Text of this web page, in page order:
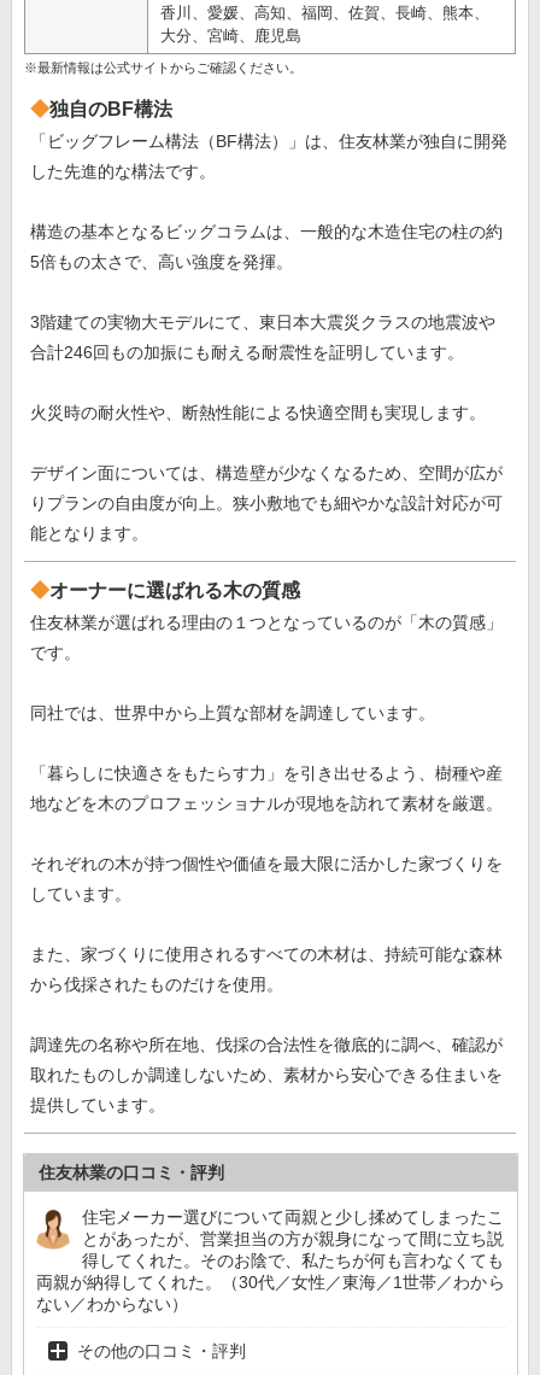
香川、愛媛、高知、福岡、佐賀、長崎、熊本、
大分、宮崎、鹿児島
※最新情報は公式サイトからご確認ください。
独自のBF構法
「ビッグフレーム構法（BF構法）」は、住友林業が独自に開発
した先進的な構法です。
構造の基本となるビッグコラムは、一般的な木造住宅の柱の約
5倍もの太さで、高い強度を発揮。
3階建ての実物大モデルにて、東日本大震災クラスの地震波や
合計246回もの加振にも耐える耐震性を証明しています。
火災時の耐火性や、断熱性能による快適空間も実現します。
デザイン面については、構造壁が少なくなるため、空間が広が
りプランの自由度が向上。狭小敷地でも細やかな設計対応が可
能となります。
オーナーに選ばれる木の質感
住友林業が選ばれる理由の１つとなっているのが「木の質感」
です。
同社では、世界中から上質な部材を調達しています。
「暮らしに快適さをもたらす力」を引き出せるよう、樹種や産
地などを木のプロフェッショナルが現地を訪れて素材を厳選。
それぞれの木が持つ個性や価値を最大限に活かした家づくりを
しています。
また、家づくりに使用されるすべての木材は、持続可能な森林
から伐採されたものだけを使用。
調達先の名称や所在地、伐採の合法性を徹底的に調べ、確認が
取れたものしか調達しないため、素材から安心できる住まいを
提供しています。
住友林業の口コミ・評判
住宅メーカー選びについて両親と少し揉めてしまったこ
とがあったが、営業担当の方が親身になって間に立ち説
得してくれた。そのお陰で、私たちが何も言わなくても
両親が納得してくれた。（30代／女性／東海／1世帯／わから
ない／わからない）
その他の口コミ・評判